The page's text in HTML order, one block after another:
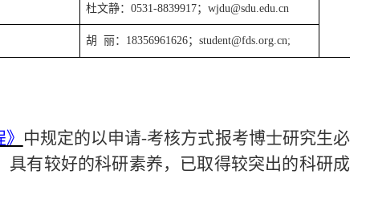
杜文静： 0531-8839917； wjdu@sdu.edu.cn
胡 丽： 18356961626； student@fds.org.cn;
中规定的以申请-考核方式报考博士研究生必
具有较好的科研素养，已取得较突出的科研成